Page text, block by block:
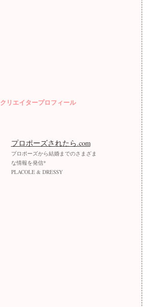
クリエイタープロフィール
プロポーズされたら.com
プロポーズから結婚までのさまざま
な情報を発信*
PLACOLE & DRESSY